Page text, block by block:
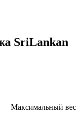
SriLankan
Максимальный вес